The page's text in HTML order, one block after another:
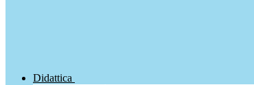
Didattica